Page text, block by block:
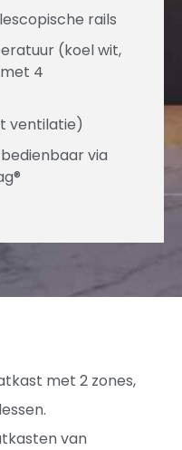
rails
(koel wit,
4
ventilatie)
via
met 2 zones,
van